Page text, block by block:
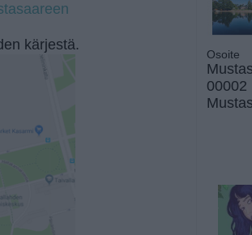
kärjestä.
Osoite
00002